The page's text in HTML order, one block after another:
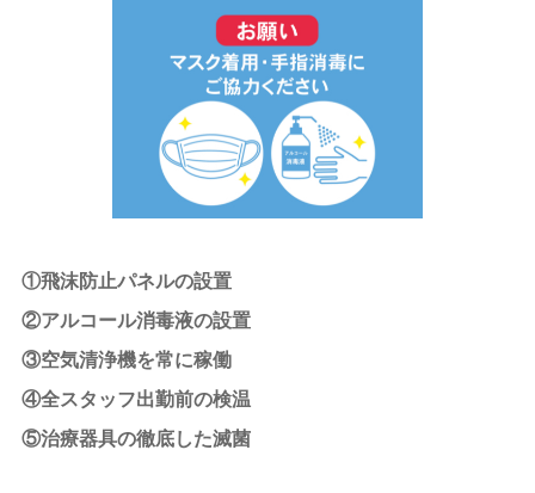
スポーツデンティスト
ブログ
ニュース
①飛沫防止パネルの設置
②アルコール消毒液の設置
③空気清浄機を常に稼働
④全スタッフ出勤前の検温
⑤治療器具の徹底した滅菌